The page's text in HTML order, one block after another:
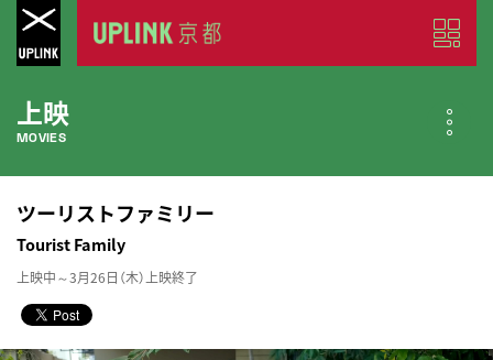
上映
MOVIES
公開中の作品
近日公開の作品
COMING SOON
ツーリストファミリー
Tourist Family
上映中～3月26日（木）上映終了